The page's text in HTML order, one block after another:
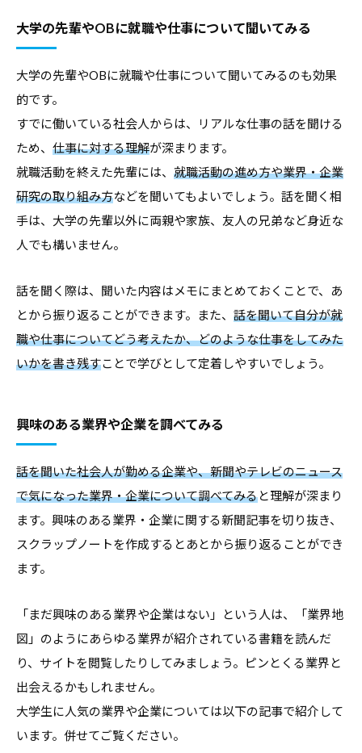
大学の先輩やOBに就職や仕事について聞いてみる
大学の先輩やOBに就職や仕事について聞いてみるのも効果
的です。
すでに働いている社会人からは、リアルな仕事の話を聞ける
ため、 仕事に対する理解が深まります。
就職活動を終えた先輩には、 就職活動の進め方や業界・企業
研究の取り組み方などを聞いてもよいでしょう。話を聞く相
手は、大学の先輩以外に両親や家族、友人の兄弟など身近な
人でも構いません。
話を聞く際は、聞いた内容はメモにまとめておくことで、あ
とから振り返ることができます。また、 話を聞いて自分が就
職や仕事についてどう考えたか、どのような仕事をしてみた
いかを書き残すことで学びとして定着しやすいでしょう。
興味のある業界や企業を調べてみる
話を聞いた社会人が勤める企業や、新聞やテレビのニュース
で気になった業界・企業について調べてみると理解が深まり
ます。興味のある業界・企業に関する新聞記事を切り抜き、
スクラップノートを作成するとあとから振り返ることができ
ます。
「まだ興味のある業界や企業はない」という人は、「業界地
図」のようにあらゆる業界が紹介されている書籍を読んだ
り、サイトを閲覧したりしてみましょう。ピンとくる業界と
出会えるかもしれません。
大学生に人気の業界や企業については以下の記事で紹介して
います。併せてご覧ください。